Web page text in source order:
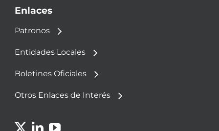
Enlaces
Patronos
Entidades Locales
Boletines Oficiales
Otros Enlaces de Interés